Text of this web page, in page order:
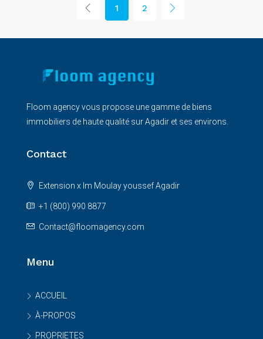
1 2
Floom agency vous propose une gamme de biens
immobiliers de haute qualité sur Agadir et ses environs.
Contact
Extension x Im Moulay youssef Agadir
+1 (800) 990 8877
Contact@floomagency.com
Menu
ACCUEIL
À-PROPOS
PROPRIETES